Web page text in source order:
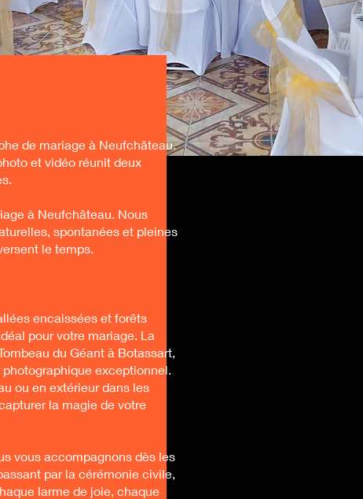
de mariage à Neufchâteau.
et vidéo réunit deux
à Neufchâteau. Nous
spontanées et pleines
le temps.
encaissées et forêts
pour votre mariage. La
du Géant à Botassart,
exceptionnel.
ou en extérieur dans les
la magie de votre
vous accompagnons dès les
par la cérémonie civile,
larme de joie, chaque